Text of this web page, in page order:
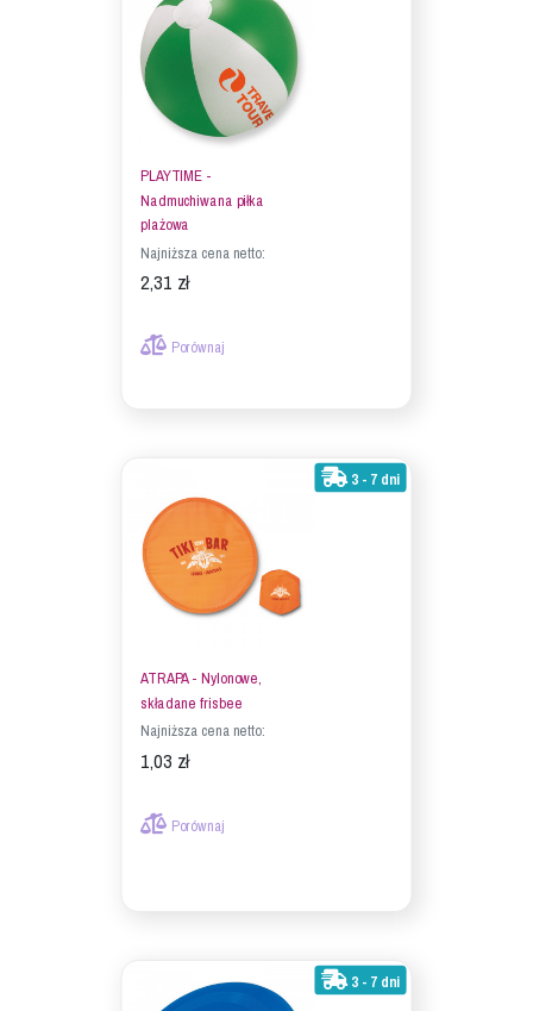
PLAYTIME -
Nadmuchiwana piłka
plażowa
Najniższa cena netto:
2,31 zł
Porównaj
3 - 7 dni
ATRAPA - Nylonowe,
składane frisbee
Najniższa cena netto:
1,03 zł
Porównaj
3 - 7 dni